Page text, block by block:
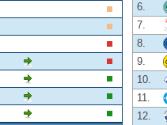
6.
7.
8.
9.
10.
11.
12.